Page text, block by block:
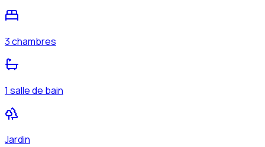
3 chambres
1 salle de bain
Jardin